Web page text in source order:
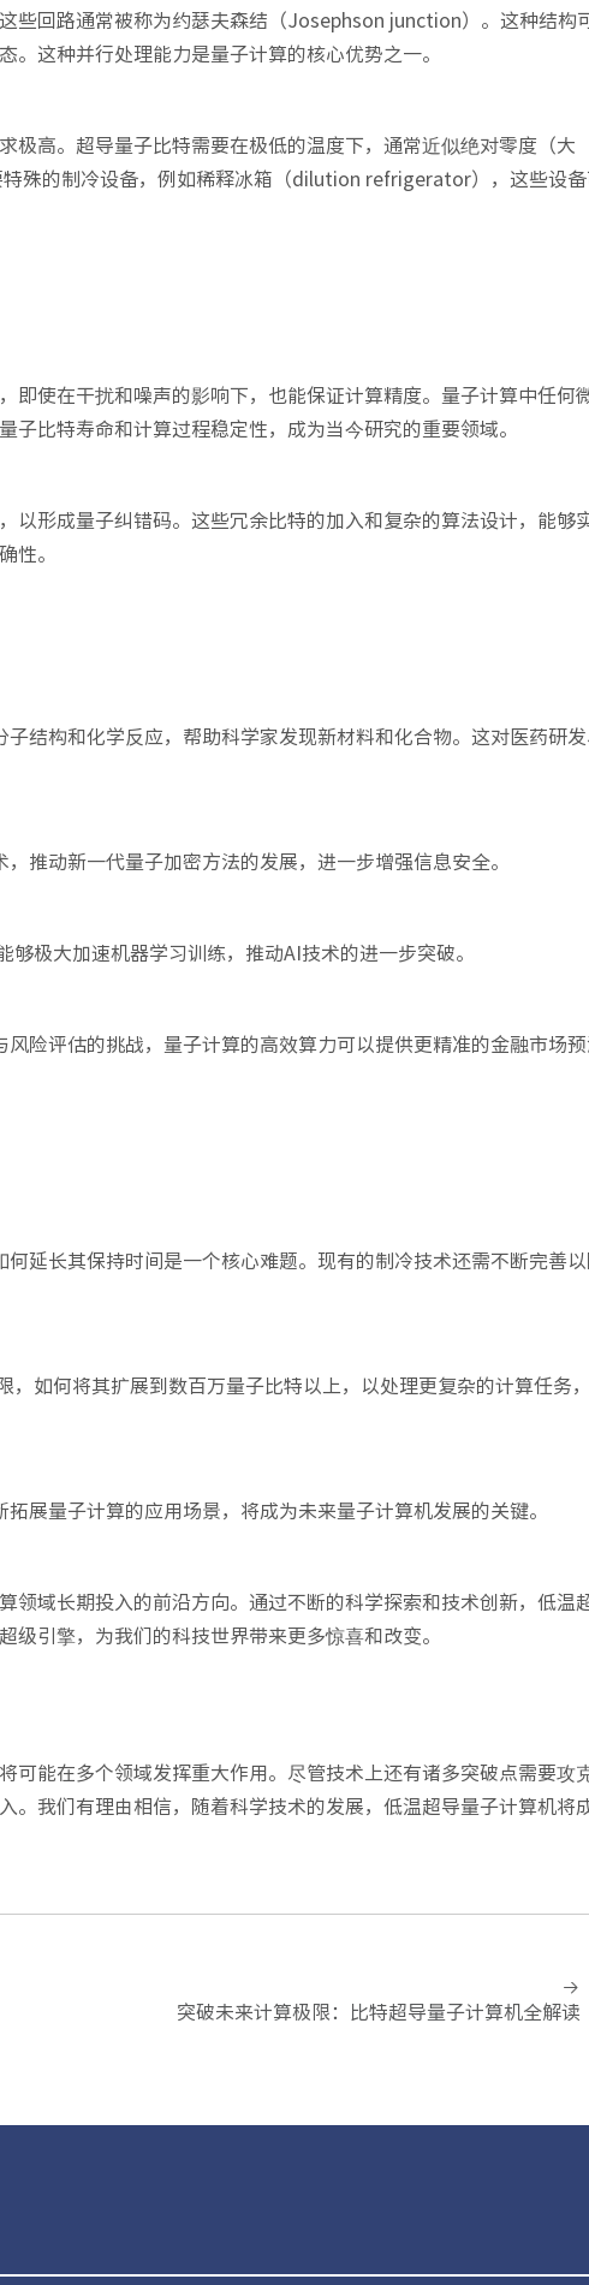
些回路通常被称为约瑟夫森结（Josephson junction）。这种结构
这种并行处理能力是量子计算的核心优势之一。
极高。超导量子比特需要在极低的温度下，通常近似绝对零度（大
殊的制冷设备，例如稀释冰箱（dilution refrigerator），这些设
即使在干扰和噪声的影响下，也能保证计算精度。量子计算中任何
比特寿命和计算过程稳定性，成为当今研究的重要领域。
以形成量子纠错码。这些冗余比特的加入和复杂的算法设计，能够
性。
结构和化学反应，帮助科学家发现新材料和化合物。这对医药研
推动新一代量子加密方法的发展，进一步增强信息安全。
极大加速机器学习训练，推动AI技术的进一步突破。
险评估的挑战，量子计算的高效算力可以提供更精准的金融市场
延长其保持时间是一个核心难题。现有的制冷技术还需不断完善
如何将其扩展到数百万量子比特以上，以处理更复杂的计算任务
展量子计算的应用场景，将成为未来量子计算机发展的关键。
领域长期投入的前沿方向。通过不断的科学探索和技术创新，低温
引擎，为我们的科技世界带来更多惊喜和改变。
可能在多个领域发挥重大作用。尽管技术上还有诸多突破点需要攻
。我们有理由相信，随着科学技术的发展，低温超导量子计算机将
突破未来计算极限：比特超导量子计算机全解读